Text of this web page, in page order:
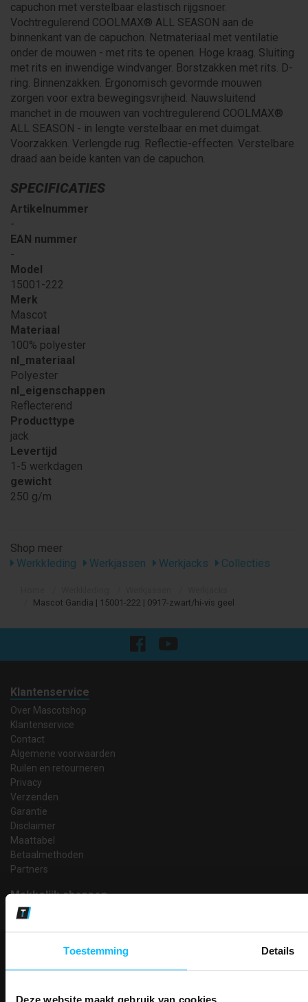
Toestemming Details
Deze website maakt gebruik van cookies
capuchon met verstelbaar elastisch rijgsnoer.
Vochtregulerend COOLMAX® ALL SEASON aan de
binnenkant van de capuchon. Netmateriaal met ventilatie
onder de mouwen - met rits te openen. Hoge kraag. Sluiting
met rits en inwendige windvanger. Borstzakken met rits. D-
ring. Binnenzakken. Ergonomisch gevormde mouwen
zorgen voor extra bewegingsvrijheid. Nauwsluitend
manchet in de mouwen van vochtregulerend COOLMAX®
ALL SEASON - in lengte verstelbaar en met duimgat.
Voorzakken. Verlengde rug. Reflectie-effecten. Verstelbare
draad aan beide kanten van de capuchon.
SPECIFICATIES
Artikelnummer
-
EAN nummer
-
Model
15001-222
Merk
Mascot
Materiaal
100% polyester
nl_materiaal
Polyester
nl_eigenschappen
Reflecterend
Producttype
jack
Levertijd
1-5 werkdagen
gewicht
250 g/m
Shop meer
Werkkleding
Werkjassen Werkjacks Collecties
Mascot Gandia | 15001-222 | 0917-zwart/hi-vis geel
Klantenservice
Over Mascotshop
Klantenservice
Contact
Algemene voorwaarden
Ruilen en retourneren
Privacy
Verzenden
Garantie
Disclaimer
Maattabel
Betaalmethoden
Partners
Makkelijk shoppen
Gratis verzending in Nederland vanaf € 150,- excl. BTW